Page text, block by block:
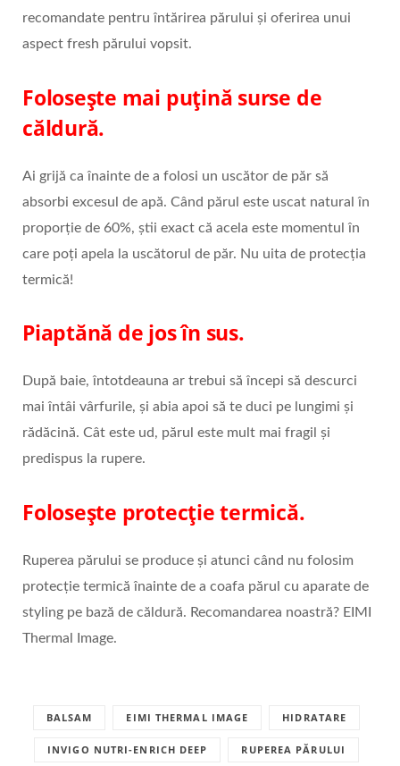
recomandate pentru întărirea părului și oferirea unui
aspect fresh părului vopsit.
Folosește mai puțină surse de
căldură.
Ai grijă ca înainte de a folosi un uscător de păr să
absorbi excesul de apă. Când părul este uscat natural în
proporție de 60%, știi exact că acela este momentul în
care poți apela la uscătorul de păr. Nu uita de protecția
termică!
Piaptănă de jos în sus.
După baie, întotdeauna ar trebui să începi să descurci
mai întâi vârfurile, și abia apoi să te duci pe lungimi și
rădăcină. Cât este ud, părul este mult mai fragil și
predispus la rupere.
Folosește protecție termică.
Ruperea părului se produce și atunci când nu folosim
protecție termică înainte de a coafa părul cu aparate de
styling pe bază de căldură. Recomandarea noastră? EIMI
Thermal Image.
BALSAM EIMI THERMAL IMAGE HIDRATARE
INVIGO NUTRI-ENRICH DEEP RUPEREA PĂRULUI